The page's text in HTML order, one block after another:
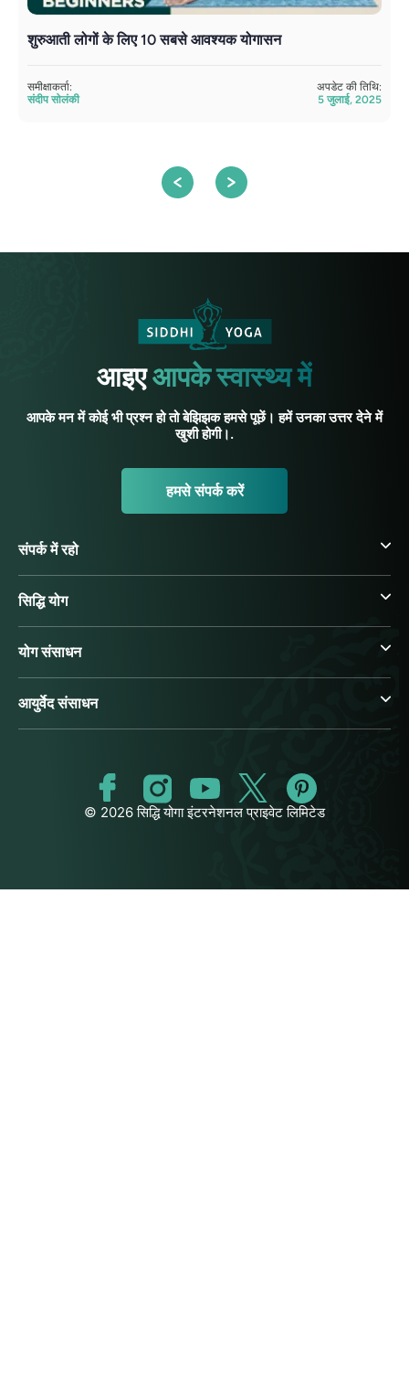
शुरुआती लोगों के लिए 10 सबसे आवश्यक योगासन
समीक्षाकर्ता:
संदीप सोलंकी
अपडेट की तिथि:
5 जुलाई, 2025
आइएआपके स्वास्थ्य में
आपके मन में कोई भी प्रश्न हो तो बेझिझक हमसे पूछें। हमें उनका उत्तर देने में
खुशी होगी।.
हमसे संपर्क करें
संपर्क में रहो
सिद्धि योग
योग संसाधन
आयुर्वेद संसाधन
© 2026 सिद्धि योगा इंटरनेशनल प्राइवेट लिमिटेड